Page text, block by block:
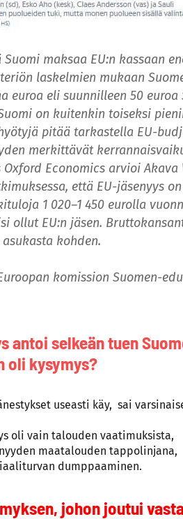
maksaa EU:n kassaan
laskelmien mukaan
euroa eli suunnilleen 50
on kuitenkin toiseksi
hyötyjä pitää tarkastella EU-
merkittävät
Economics arvioi
että EU-jäsenyys
1 020–1 450 eurolla
ollut EU:n jäsen.
asukasta kohden.
komission Suomen-
antoi selkeän tuen
oli kysymys?
useasti käy, sai
oli vain talouden vaatimuksista,
maatalouden tappolinjana,
dumppaaminen.
johon joutui